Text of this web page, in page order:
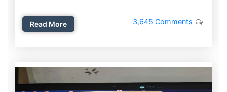
Read More 3,645 Comments